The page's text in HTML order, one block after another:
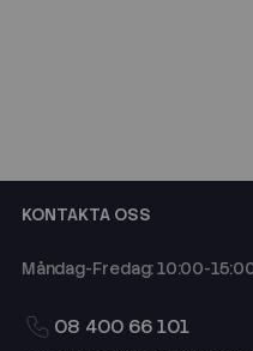
KONTAKTA OSS
Måndag-Fredag: 10:00-
08 400 66 101